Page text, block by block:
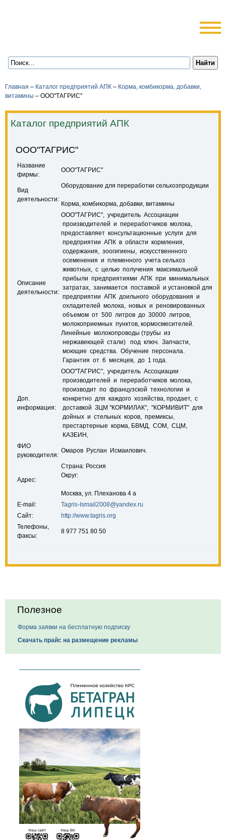
Главная – Каталог предприятий АПК – Корма, комбикорма, добавки,
витамины – ООО"ТАГРИС"
Каталог предприятий АПК
ООО"ТАГРИС"
Название
фирмы:
ООО"ТАГРИС"
Вид
деятельности:
Оборудование для переработки сельхозпродукции
Корма, комбикорма, добавки, витамины
Описание
деятельности:
ООО"ТАГРИС", учредитель Ассоциации
производителей и переработчиков молока,
предоставляет консультационные услуги для
предприятии АПК в области кормления,
содержания, зоогигиены, искусственнного
осеменения и племенного учета сельхоз
животных, с целью получения максимальной
прибыли предприятиями АПК при минимальных
затратах, занимается поставкой и установкой для
предприятии АПК доильного оборудования и
охладителей молока, новых и реновированных
объемом от 500 литров до 30000 литров,
молокоприемных пунктов, кормосмесителей.
Линейные молокопроводы (трубы из
нержавеющей стали) под ключ. Запчасти,
моющие средства. Обучение персонала.
Гарантия от 6 месяцев, до 1 года.
Доп.
информация:
ООО"ТАГРИС", учредитель Ассоциации
производителей и переработчиков молока,
производит по французской технологии и
конкретно для каждого хозяйства, продает, с
доставкой ЗЦМ "КОРМИЛАК", "КОРМИВИТ" для
дойных и стельных коров, премиксы,
престартерные корма, БВМД, СОМ, СЦМ,
КАЗЕИН,
ФИО
руководителя:
Омаров Руслан Исмаилович.
Адрес:
Страна: Россия
Округ:
Москва, ул. Плеханова 4 а
E-mail:
Tagris-Ismail2008@yandex.ru
Сайт:
http://www.tagris.org
Телефоны,
факсы:
8 977 751 80 50
Полезное
Форма заявки на бесплатную подписку
Скачать прайс на размещение рекламы